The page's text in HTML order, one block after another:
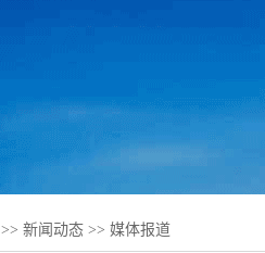
行业知识
>> 新闻动态 >> 媒体报道